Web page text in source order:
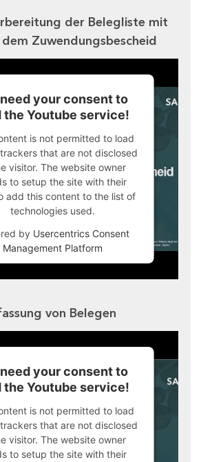
der Belegliste mit
Zuwendungsbescheid
your consent to
the Youtube service!
is not permitted to load
that are not disclosed
visitor. The website owner
to setup the site with their
add this content to the list of
technologies used.
by Usercentrics Consent
Management Platform
von Belegen
your consent to
the Youtube service!
is not permitted to load
that are not disclosed
visitor. The website owner
to setup the site with their